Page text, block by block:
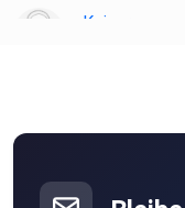
Koiser